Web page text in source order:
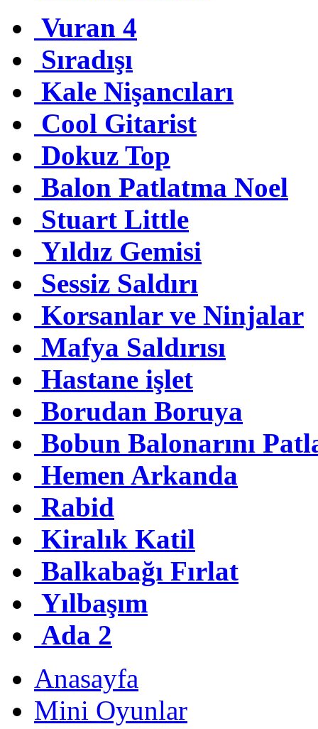
Vuran 4
Sıradışı
Kale Nişancıları
Cool Gitarist
Dokuz Top
Balon Patlatma Noel
Stuart Little
Yıldız Gemisi
Sessiz Saldırı
Korsanlar ve Ninjalar
Mafya Saldırısı
Hastane işlet
Borudan Boruya
Bobun Balonarını
Hemen Arkanda
Rabid
Kiralık Katil
Balkabağı Fırlat
Yılbaşım
Ada 2
Anasayfa
Mini Oyunlar